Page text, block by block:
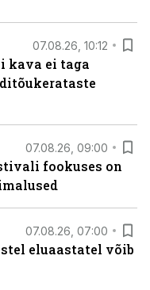
07.08.26, 10:12
kava ei taga
07.08.26, 09:00
fookuses on
07.08.26, 07:00
eluaastatel võib